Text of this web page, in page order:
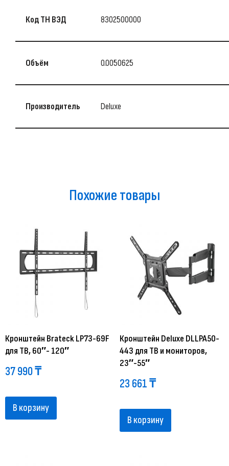
Код ТН ВЭД 8302500000
Объём 0.0050625
Производитель Deluxe
Похожие товары
Кронштейн Brateck LP73-69F
для ТВ, 60″- 120″
37 990₸
В корзину
Кронштейн Deluxe DLLPA50-
443 для ТВ и мониторов,
23″-55″
23 661₸
В корзину